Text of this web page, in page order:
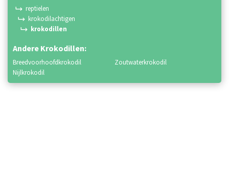
reptielen
krokodilachtigen
krokodillen
Andere Krokodillen:
breedvoorhoofdkrokodil
nijlkrokodil
zoutwaterkrokodil